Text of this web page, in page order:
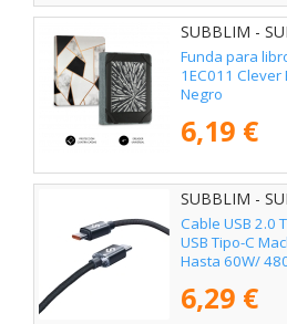
SUBBLIM -
Funda para
1EC011
Negro
6,19 €
SUBBLIM -
Cable USB 2.0
USB Tipo-C
Hasta 60W/
6,29 €